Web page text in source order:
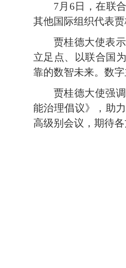
7月6日，在联
其他国际组织代表
贾桂德大使表
立足点、以联合国
靠的数智未来。数
贾桂德大使强
能治理倡议》，助
高级别会议，期待